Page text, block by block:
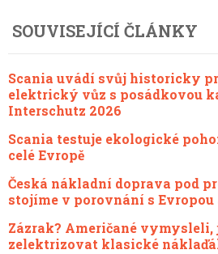
SOUVISEJÍCÍ ČLÁNKY
Scania uvádí svůj historicky
elektrický vůz s posádkovou
Interschutz 2026
Scania testuje ekologické
celé Evropě
Česká nákladní doprava pod
stojíme v porovnání s Evropou
Zázrak? Američané vymysleli,
zelektrizovat klasické